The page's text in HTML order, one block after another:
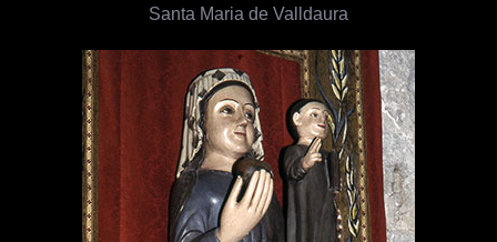
Santa Maria de Valldaura